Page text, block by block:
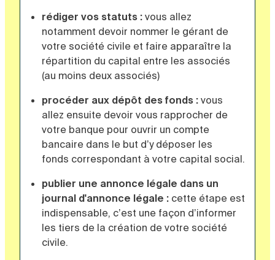
rédiger vos statuts :vous allez
notamment devoir nommer le gérant de
votre société civile et faire apparaître la
répartition du capital entre les associés
(au moins deux associés)
procéder aux dépôt des fonds :vous
allez ensuite devoir vous rapprocher de
votre banque pour ouvrir un compte
bancaire dans le but d’y déposer les
fonds correspondant à votre capital social.
publier une annonce légale dans un
journal d'annonce légale : cette étape est
indispensable, c’est une façon d’informer
les tiers de la création de votre société
civile.